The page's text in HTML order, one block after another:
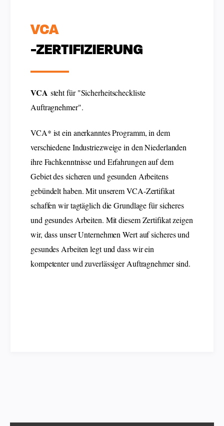
VCA
-ZERTIFIZIERUNG
VCA steht für "Sicherheitscheckliste
Auftragnehmer".
VCA* ist ein anerkanntes Programm, in dem
verschiedene Industriezweige in den Niederlanden
ihre Fachkenntnisse und Erfahrungen auf dem
Gebiet des sicheren und gesunden Arbeitens
gebündelt haben. Mit unserem VCA-Zertifikat
schaffen wir tagtäglich die Grundlage für sicheres
und gesundes Arbeiten. Mit diesem Zertifikat zeigen
wir, dass unser Unternehmen Wert auf sicheres und
gesundes Arbeiten legt und dass wir ein
kompetenter und zuverlässiger Auftragnehmer sind.